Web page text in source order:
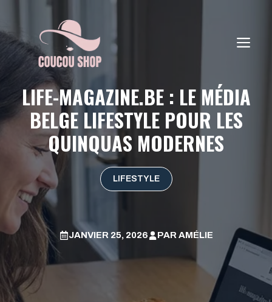
contenu
LIFE-MAGAZINE.BE : LE MÉDIA
BELGE LIFESTYLE POUR LES
QUINQUAS MODERNES
LIFESTYLE
JANVIER 25, 2026 PAR AMÉLIE